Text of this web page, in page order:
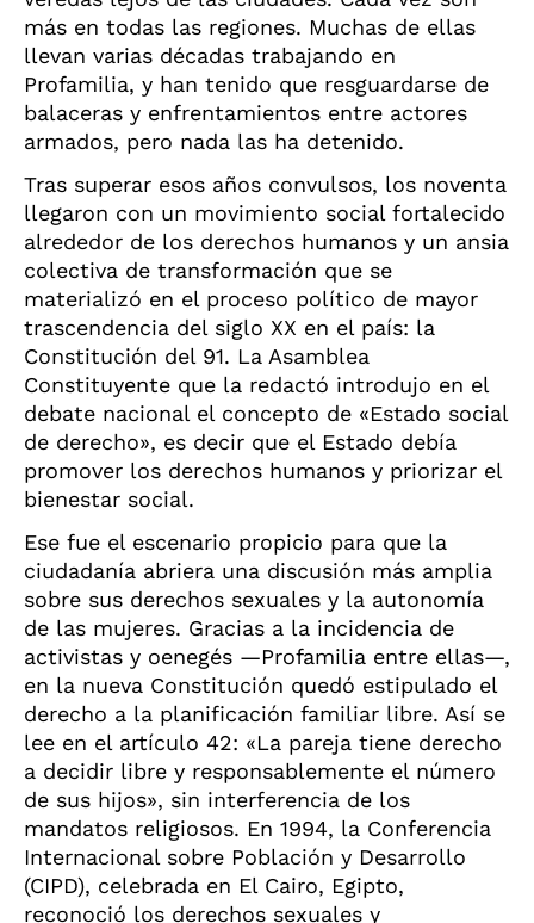
más en todas las regiones. Muchas de ellas
llevan varias décadas trabajando en
Profamilia, y han tenido que resguardarse de
balaceras y enfrentamientos entre actores
armados, pero nada las ha detenido.
Tras superar esos años convulsos, los noventa
llegaron con un movimiento social fortalecido
alrededor de los derechos humanos y un ansia
colectiva de transformación que se
materializó en el proceso político de mayor
trascendencia del siglo XX en el país: la
Constitución del 91. La Asamblea
Constituyente que la redactó introdujo en el
debate nacional el concepto de «Estado social
de derecho», es decir que el Estado debía
promover los derechos humanos y priorizar el
bienestar social.
Ese fue el escenario propicio para que la
ciudadanía abriera una discusión más amplia
sobre sus derechos sexuales y la autonomía
de las mujeres. Gracias a la incidencia de
activistas y oenegés —Profamilia entre ellas—,
en la nueva Constitución quedó estipulado el
derecho a la planificación familiar libre. Así se
lee en el artículo 42: «La pareja tiene derecho
a decidir libre y responsablemente el número
de sus hijos», sin interferencia de los
mandatos religiosos. En 1994, la Conferencia
Internacional sobre Población y Desarrollo
(CIPD), celebrada en El Cairo, Egipto,
reconoció los derechos sexuales y